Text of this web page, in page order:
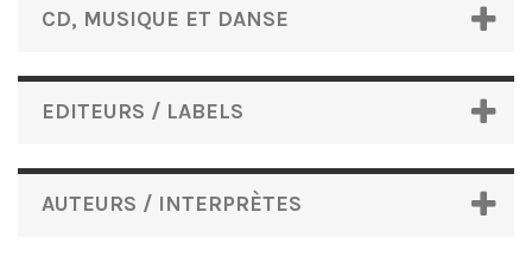
CD, MUSIQUE ET DANSE
EDITEURS / LABELS
AUTEURS / INTERPRÈTES